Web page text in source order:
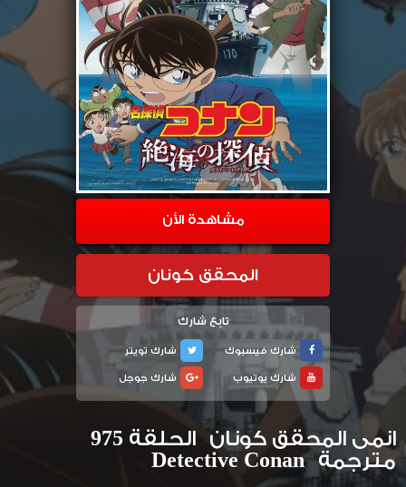
مشاهدة الأن
المحقق كونان
تابع شارك
شارك فيسبوك
شارك تويتر
شارك يوتيوب
شارك جوجل
انمى المحقق كونان الحلقة 975
مترجمة Detective Conan